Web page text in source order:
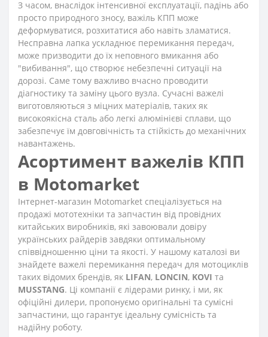
З часом, внаслідок інтенсивної експлуатації, падінь або
просто природного зносу, важіль КПП може
деформуватися, розхитатися або навіть зламатися.
Несправна лапка ускладнює перемикання передач,
може призводити до їх неповного вмикання або
"вибивання", що створює небезпечні ситуації на
дорозі. Саме тому важливо вчасно проводити
діагностику та заміну цього вузла. Сучасні важелі
виготовляються з міцних матеріалів, таких як
високоякісна сталь або легкі алюмінієві сплави, що
забезпечує їм довговічність та стійкість до механічних
навантажень.
Асортимент важелів КПП
в Motomarket
Інтернет-магазин Motomarket спеціалізується на
продажі мототехніки та запчастин від провідних
китайських виробників, які завоювали довіру
українських райдерів завдяки оптимальному
співвідношенню ціни та якості. У нашому каталозі ви
знайдете важелі перемикання передач для мотоциклів
таких відомих брендів, як LIFAN, LONCIN, KOVI та
MUSSTANG. Ці компанії є лідерами ринку, і ми, як
офіційні дилери, пропонуємо оригінальні та сумісні
запчастини, що гарантує ідеальну сумісність та
надійну роботу.